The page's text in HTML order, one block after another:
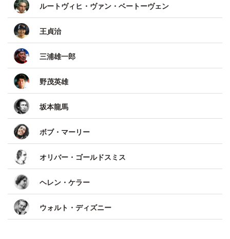
ルートヴィヒ・ヴァン・ベートーヴェン
王貞治
三浦雄一郎
野茂英雄
坂本龍馬
ボブ・マーリー
オリバー・ゴールドスミス
ヘレン・ケラー
ウォルト・ディズニー